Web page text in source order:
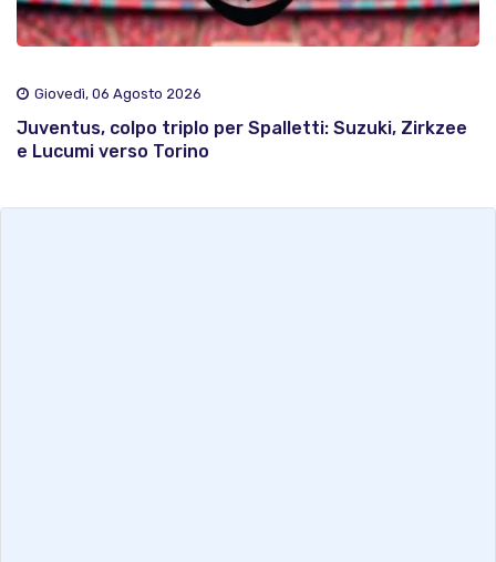
Giovedì, 06 Agosto 2026
Juventus, colpo triplo per Spalletti: Suzuki, Zirkzee
e Lucumi verso Torino